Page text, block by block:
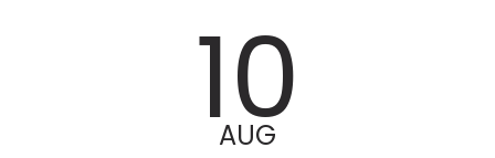
10
AUG